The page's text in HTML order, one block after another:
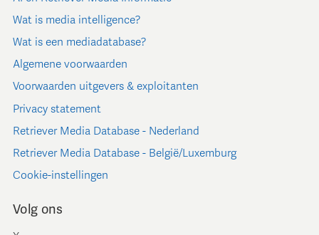
Wat is media intelligence?
Wat is een mediadatabase?
Algemene voorwaarden
Voorwaarden uitgevers & exploitanten
Privacy statement
Retriever Media Database - Nederland
Retriever Media Database - België/Luxemburg
Cookie-instellingen
Volg ons